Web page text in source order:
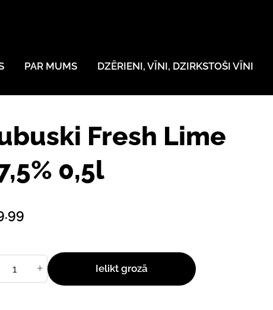
PAR MUMS DZĒRIENI, VĪNI, DZIRKSTOŠI VĪNI
Fresh Lime
0,5l
+ Ielikt grozā